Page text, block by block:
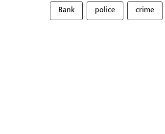
Bank police crime